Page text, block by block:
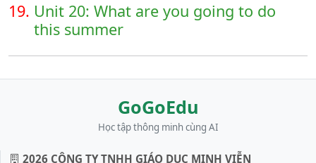
19. Unit 20: What are you going to do
this summer
GoGoEdu
Học tập thông minh cùng AI
2026 CÔNG TY TNHH GIÁO DỤC MINH VIỄN